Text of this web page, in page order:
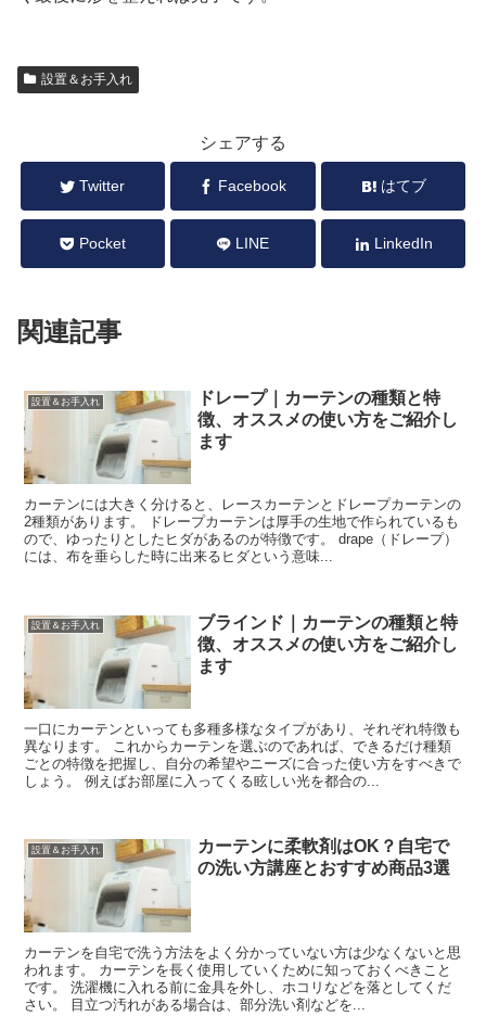
設置＆お手入れ
シェアする
Twitter Facebook はてブ
Pocket LINE LinkedIn
関連記事
設置＆お手入れ
ドレープ｜カーテンの種類と特
徴、オススメの使い方をご紹介し
ます
カーテンには大きく分けると、レースカーテンとドレープカーテンの
2種類があります。 ドレープカーテンは厚手の生地で作られているも
ので、ゆったりとしたヒダがあるのが特徴です。 drape（ドレープ）
には、布を垂らした時に出来るヒダという意味...
設置＆お手入れ
ブラインド｜カーテンの種類と特
徴、オススメの使い方をご紹介し
ます
一口にカーテンといっても多種多様なタイプがあり、それぞれ特徴も
異なります。 これからカーテンを選ぶのであれば、できるだけ種類
ごとの特徴を把握し、自分の希望やニーズに合った使い方をすべきで
しょう。 例えばお部屋に入ってくる眩しい光を都合の...
設置＆お手入れ
カーテンに柔軟剤はOK？自宅で
の洗い方講座とおすすめ商品3選
カーテンを自宅で洗う方法をよく分かっていない方は少なくないと思
われます。 カーテンを長く使用していくために知っておくべきこと
です。 洗濯機に入れる前に金具を外し、ホコリなどを落としてくだ
さい。 目立つ汚れがある場合は、部分洗い剤などを...